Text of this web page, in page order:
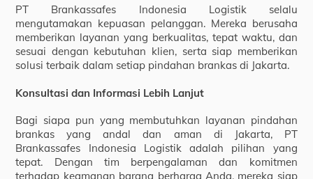
PT Brankassafes Indonesia Logistik selalu
mengutamakan kepuasan pelanggan. Mereka berusaha
memberikan layanan yang berkualitas, tepat waktu, dan
sesuai dengan kebutuhan klien, serta siap memberikan
solusi terbaik dalam setiap pindahan brankas di Jakarta.
Konsultasi dan Informasi Lebih Lanjut
Bagi siapa pun yang membutuhkan layanan pindahan
brankas yang andal dan aman di Jakarta, PT
Brankassafes Indonesia Logistik adalah pilihan yang
tepat. Dengan tim berpengalaman dan komitmen
terhadap keamanan barang berharga Anda, mereka siap